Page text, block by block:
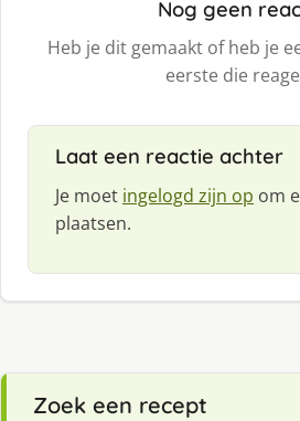
Nog geen
Heb je dit gemaakt of heb je
eerste die
Laat een reactie achter
Je moet ingelogd zijn op om
plaatsen.
Zoek een recept